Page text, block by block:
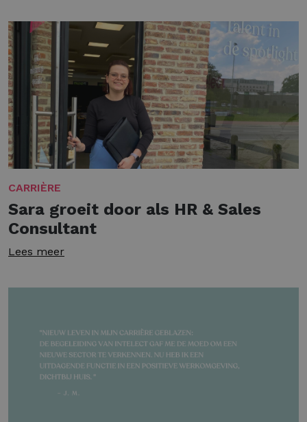
CARRIÈRE
Sara groeit door als HR & Sales
Consultant
Lees meer